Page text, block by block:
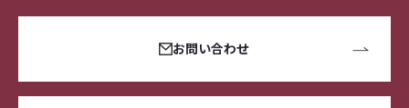
お問い合わせ